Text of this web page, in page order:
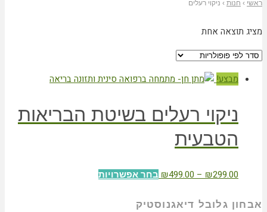
ראשי › חנות › ניקוי רעלים
מציג תוצאה אחת
מבצע!
ניקוי רעלים בשיטת הבריאות
הטבעית
₪299.00
–
₪499.00 בחר אפשרויות
אבחון גלובל דיאגנוסטיק